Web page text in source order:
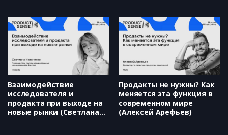
Взаимодействие
исследователя и
продакта при выходе на
новые рынки (Светлана
Продакты не нужны? Как
меняется эта функция в
современном мире
(Алексей Арефьев)